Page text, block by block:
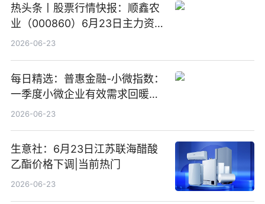
热头条丨股票行情快报：顺鑫农
业（000860）6月23日主力资
金净卖出388.22万元
2026-06-23
每日精选：普惠金融-小微指数：
一季度小微企业有效需求回暖，
金融服务迈向可持续发展新阶段
2026-06-23
生意社：6月23日江苏联海醋酸
乙酯价格下调|当前热门
2026-06-23